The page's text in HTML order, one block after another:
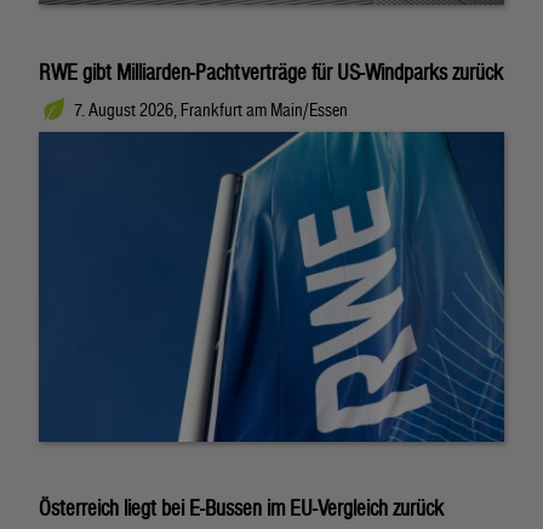
RWE gibt Milliarden-Pachtverträge für US-Windparks zurück
7. August 2026, Frankfurt am Main/Essen
Österreich liegt bei E-Bussen im EU-Vergleich zurück